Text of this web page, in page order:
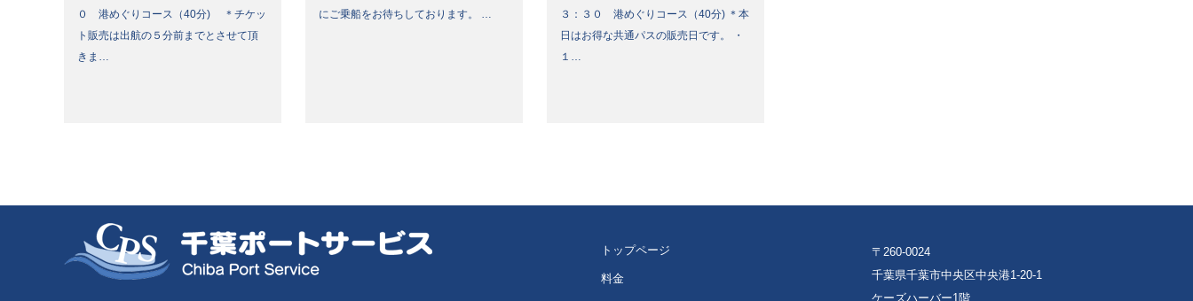
０ 港めぐりコース（40分) ＊チケッ
ト販売は出航の５分前までとさせて頂
きま…
にご乗船をお待ちしております。 …
３：３０ 港めぐりコース（40分) ＊本
日はお得な共通パスの販売日です。 ・
１…
トップページ
料金
〒260-0024
千葉県千葉市中央区中央港1-20-1
ケーズハーバー1階